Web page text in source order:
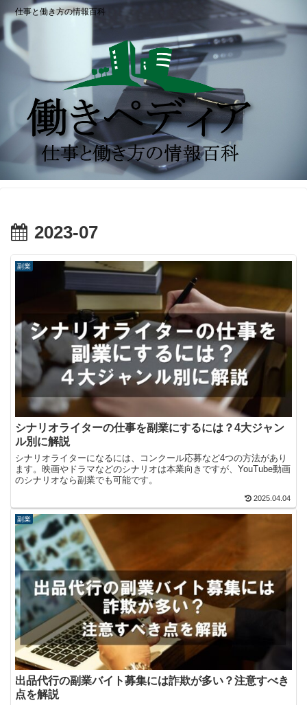
仕事と働き方の情報百科
2023-07
副業
シナリオライターの仕事を副業にするには？4大ジャン
ル別に解説
シナリオライターになるには、コンクール応募など4つの方法があり
ます。映画やドラマなどのシナリオは本業向きですが、YouTube動画
のシナリオなら副業でも可能です。
2025.04.04
副業
出品代行の副業バイト募集には詐欺が多い？注意すべき
点を解説